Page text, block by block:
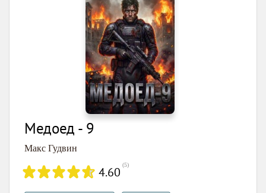
Медоед - 9
Макс Гудвин
4.60 (5)